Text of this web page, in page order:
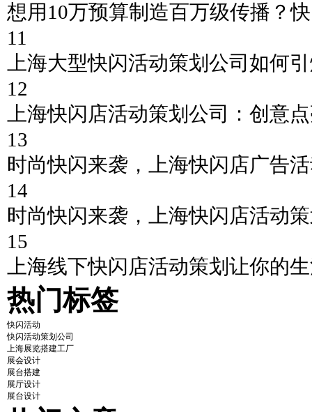
想用10万预算制造百万级传播？
11
上海大型快闪活动策划公司如何
12
上海快闪店活动策划公司：创意
13
时尚快闪来袭，上海快闪店广告
14
时尚快闪来袭，上海快闪店活动
15
上海线下快闪店活动策划让你的
热门标签
快闪活动
快闪活动策划公司
上海展览搭建工厂
展会设计
展台搭建
展厅设计
展台设计